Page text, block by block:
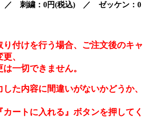
／ 刺繍：0円(税込) ／ ゼッケン：0
付けを行う場合、ご注文後のキャ
、
一切できません。
た内容に間違いがないかどうか、
カートに入れる』ボタンを押してく